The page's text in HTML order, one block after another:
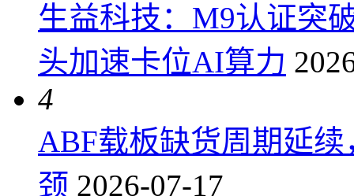
生益科技：M9认证突
头加速卡位AI算力
4
ABF载板缺货周期延
颈 2026-07-17